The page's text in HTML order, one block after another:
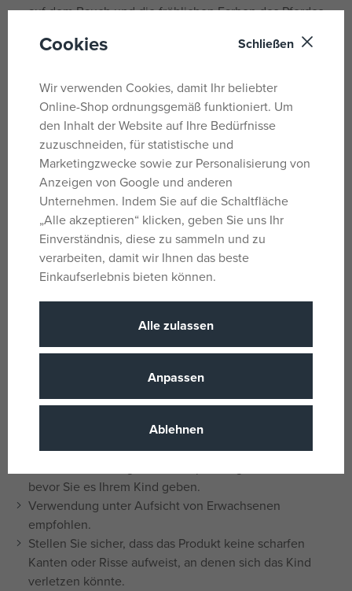
auf dem Bauch und die fröhlichen Farben des Pferdes
Wahrnehmung Ihres Babys zu entwickeln.
Traber verbirgt kleine Geheimnisse! Unter seinem
raschelnden Sattel verbirgt sich eine überraschende
Fliege, die zur Interaktion anregt und die Neugier
weckt.
Immer dabei:Dank des praktischen C-Clips lässt sich
der Trotter ganz einfach am Kinderwagen, Autositz oder
Kinderbett befestigen. So hat Ihr kleiner Entdecker
seinen Lieblingsfreund immer dabei, egal wo Sie sind!
Sicherheit und Qualität:Playgro legt Wert auf höchste
Sicherheits- und Qualitätsstandards. Sie können sicher
sein, dass der Claw Walker für Ihr Baby absolut sicher
Das springende Pferd ist nicht nur ein schönes Spielzeug,
sondern auch ein treuer Freund, der Ihr Baby unterhält
entdecken. Schenken Sie Ihrem Kleinen die Freude und
Anregung, die es verdient!
bevor Sie es Ihrem Kind geben.
Verwendung unter Aufsicht von Erwachsenen
empfohlen.
Stellen Sie sicher, dass das Produkt keine scharfen
Kanten oder Risse aufweist, an denen sich das Kind
verletzen könnte.
Cookies Schließen
Wir verwenden Cookies, damit Ihr beliebter
Online-Shop ordnungsgemäß funktioniert. Um
den Inhalt der Website auf Ihre Bedürfnisse
zuzuschneiden, für statistische und
Marketingzwecke sowie zur Personalisierung von
Anzeigen von Google und anderen
Unternehmen. Indem Sie auf die Schaltfläche
„Alle akzeptieren“ klicken, geben Sie uns Ihr
Einverständnis, diese zu sammeln und zu
verarbeiten, damit wir Ihnen das beste
Einkaufserlebnis bieten können.
Alle zulassen
Anpassen
Ablehnen